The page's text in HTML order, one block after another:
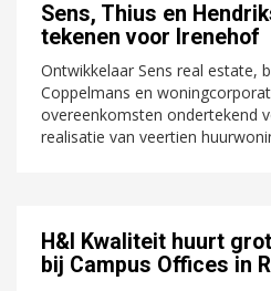
Sens, Thius en
tekenen voor Irenehof
Ontwikkelaar Sens real estate,
Coppelmans en
overeenkomsten ondertekend
realisatie van veertien
H&I Kwaliteit huurt
bij Campus Offices in